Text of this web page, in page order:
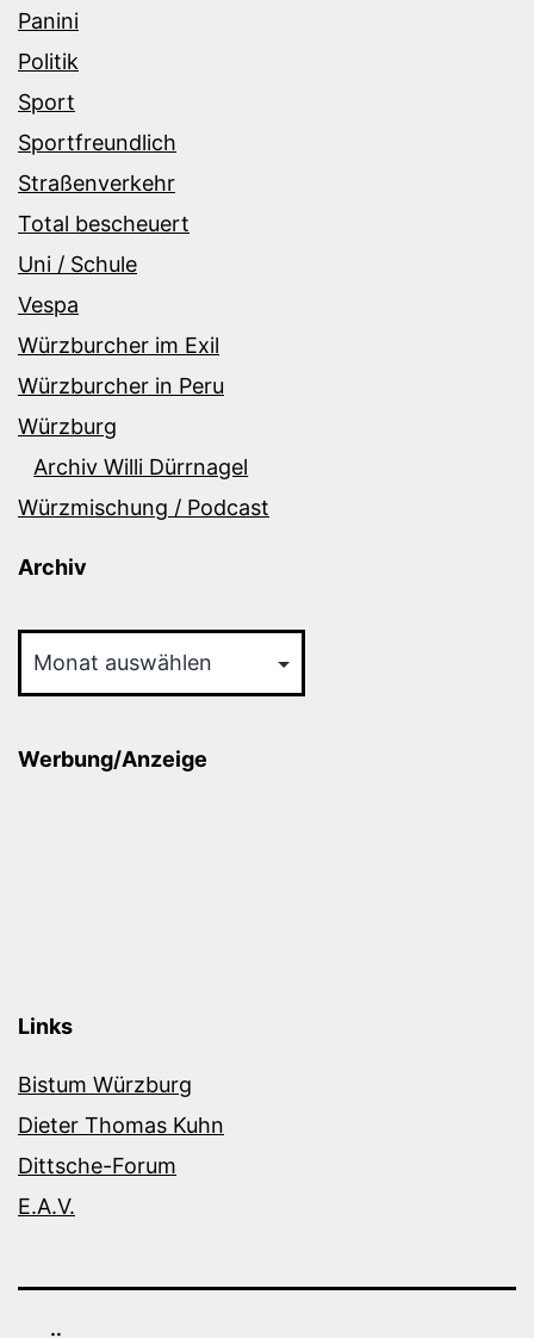
Panini
Politik
Sport
Sportfreundlich
Straßenverkehr
Total bescheuert
Uni / Schule
Vespa
Würzburcher im Exil
Würzburcher in Peru
Würzburg
Archiv Willi Dürrnagel
Würzmischung / Podcast
Archiv
Werbung/Anzeige
Links
Bistum Würzburg
Dieter Thomas Kuhn
Dittsche-Forum
E.A.V.